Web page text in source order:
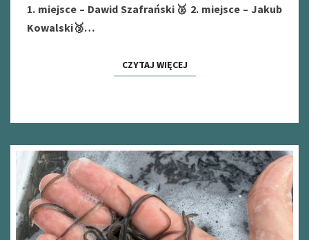
1. miejsce – Dawid Szafrański🥈 2. miejsce – Jakub
Kowalski🥉…
CZYTAJ WIĘCEJCZYTAJ WIĘCEJ